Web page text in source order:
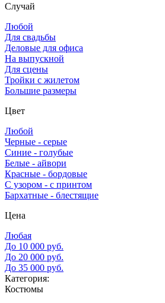
Случай
Любой
Для свадьбы
Деловые для офиса
На выпускной
Для сцены
Тройки с жилетом
Большие размеры
Цвет
Любой
Черные - серые
Синие - голубые
Белые - айвори
Красные - бордовые
С узором - с принтом
Бархатные - блестящие
Цена
Любая
До 10 000 руб.
До 20 000 руб.
До 35 000 руб.
Категория:
Костюмы